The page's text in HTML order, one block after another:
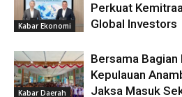
Kabar Ekonomi
Perkuat
Global Investors
Kabar Daerah
Bersama
Kepulauan
Jaksa Masuk